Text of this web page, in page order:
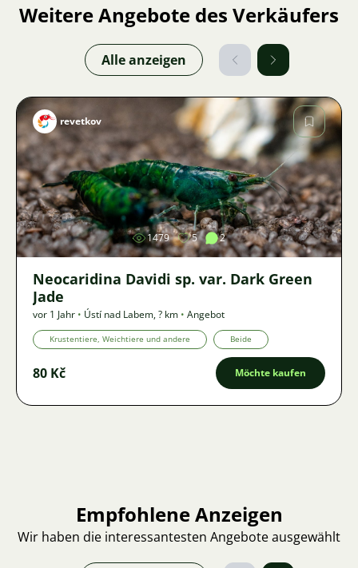
Weitere Angebote des Verkäufers
Alle anzeigen
Bild
revetkov
1479 5 2
Neocaridina Davidi sp. var. Dark Green
Jade
vor 1 Jahr • Ústí nad Labem,? km • Angebot
Krustentiere, Weichtiere und andere Beide
80 Kč Möchte kaufen
Empfohlene Anzeigen
Wir haben die interessantesten Angebote ausgewählt